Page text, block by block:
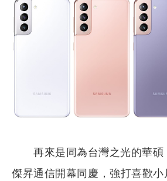
再來是同為台灣之光的華碩
傑昇通信開幕同慶，強打喜歡